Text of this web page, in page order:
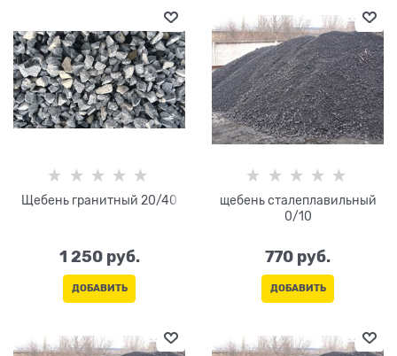
Щебень гранитный 20/40
1 250 руб.
ДОБАВИТЬ
щебень сталеплавильный
0/10
770 руб.
ДОБАВИТЬ